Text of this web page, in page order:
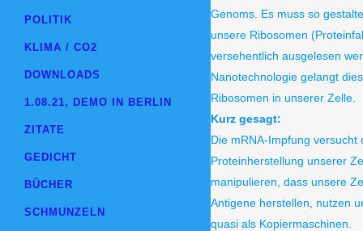
POLITIK
KLIMA / CO2
DOWNLOADS
1.08.21, DEMO IN BERLIN
ZITATE
GEDICHT
BÜCHER
SCHMUNZELN
Genoms. Es muss so
unsere Ribosomen
versehentlich ausgelesen
Nanotechnologie gelangt
Ribosomen in unserer Zelle.
Kurz gesagt:
Die mRNA-Impfung versucht
Proteinherstellung unserer
manipulieren, dass unsere
Antigene herstellen, nutzen
quasi als Kopiermaschinen.